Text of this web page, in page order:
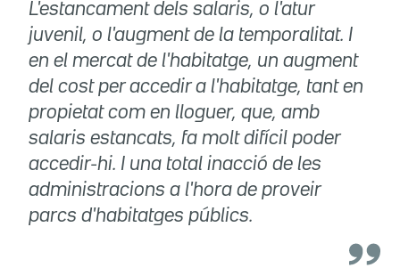
L'estancament dels salaris, o l'atur
juvenil, o l'augment de la temporalitat. I
en el mercat de l'habitatge, un augment
del cost per accedir a l'habitatge, tant en
propietat com en lloguer, que, amb
salaris estancats, fa molt difícil poder
accedir-hi. I una total inacció de les
administracions a l'hora de proveir
parcs d'habitatges públics.